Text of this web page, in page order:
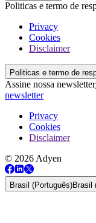
Politicas e termo de
Privacy
Cookies
Disclaimer
Politicas e termo de
Assine nossa newsletter
newsletter
Privacy
Cookies
Disclaimer
© 2026 Adyen
Brasil (Português)Brasil